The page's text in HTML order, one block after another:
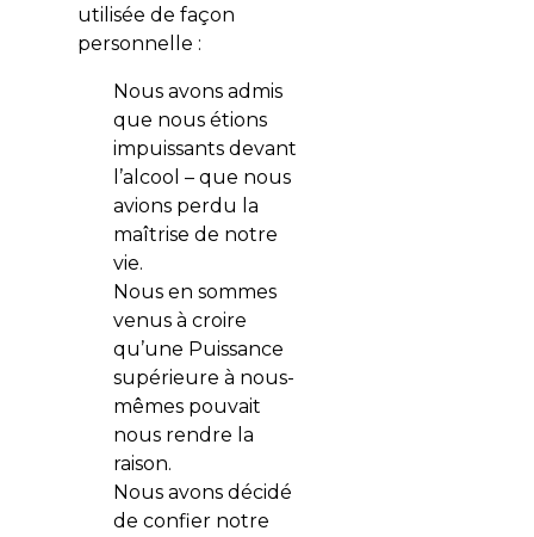
utilisée de façon
personnelle :
Nous avons admis
que nous étions
impuissants devant
l’alcool – que nous
avions perdu la
maîtrise de notre
vie.
Nous en sommes
venus à croire
qu’une Puissance
supérieure à nous-
mêmes pouvait
nous rendre la
raison.
Nous avons décidé
de confier notre